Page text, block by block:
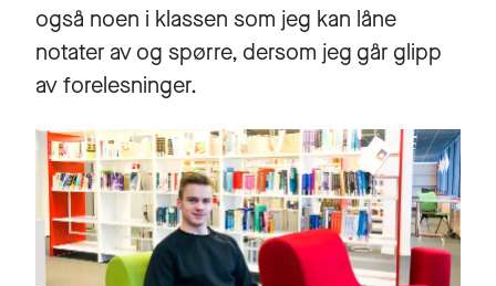
også noen i klassen som jeg kan låne
notater av og spørre, dersom jeg går glipp
av forelesninger.